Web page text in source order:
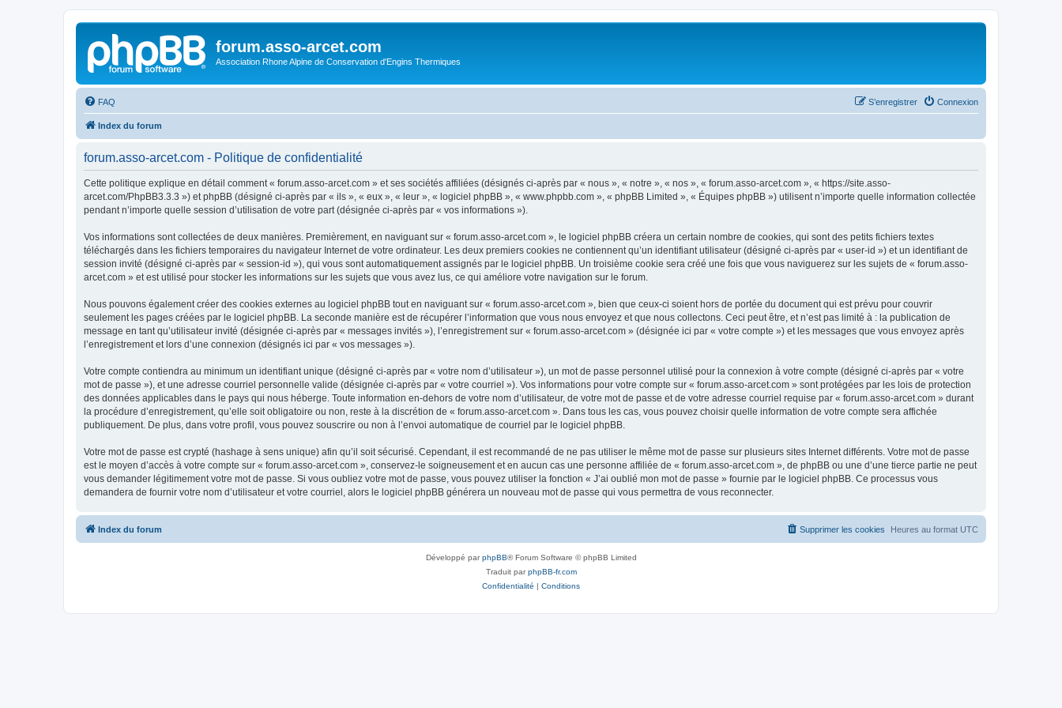
forum.asso-arcet.com
Association Rhone Alpine de Conservation d'Engins Thermiques
FAQ Connexion
S’enregistrer
Index du forum
forum.asso-arcet.com - Politique de confidentialité
Cette politique explique en détail comment « forum.asso-arcet.com » et ses sociétés affiliées (désignés ci-après par « nous », « notre », « nos », « forum.asso-arcet.com », « https://site.asso-
arcet.com/PhpBB3.3.3 ») et phpBB (désigné ci-après par « ils », « eux », « leur », « logiciel phpBB », « www.phpbb.com », « phpBB Limited », « Équipes phpBB ») utilisent n’importe quelle information collectée
pendant n’importe quelle session d’utilisation de votre part (désignée ci-après par « vos informations »).
Vos informations sont collectées de deux manières. Premièrement, en naviguant sur « forum.asso-arcet.com », le logiciel phpBB créera un certain nombre de cookies, qui sont des petits fichiers textes
téléchargés dans les fichiers temporaires du navigateur Internet de votre ordinateur. Les deux premiers cookies ne contiennent qu’un identifiant utilisateur (désigné ci-après par « user-id ») et un identifiant de
session invité (désigné ci-après par « session-id »), qui vous sont automatiquement assignés par le logiciel phpBB. Un troisième cookie sera créé une fois que vous naviguerez sur les sujets de « forum.asso-
arcet.com » et est utilisé pour stocker les informations sur les sujets que vous avez lus, ce qui améliore votre navigation sur le forum.
Nous pouvons également créer des cookies externes au logiciel phpBB tout en naviguant sur « forum.asso-arcet.com », bien que ceux-ci soient hors de portée du document qui est prévu pour couvrir
seulement les pages créées par le logiciel phpBB. La seconde manière est de récupérer l’information que vous nous envoyez et que nous collectons. Ceci peut être, et n’est pas limité à : la publication de
message en tant qu’utilisateur invité (désignée ci-après par « messages invités »), l’enregistrement sur « forum.asso-arcet.com » (désignée ici par « votre compte ») et les messages que vous envoyez après
l’enregistrement et lors d’une connexion (désignés ici par « vos messages »).
Votre compte contiendra au minimum un identifiant unique (désigné ci-après par « votre nom d’utilisateur »), un mot de passe personnel utilisé pour la connexion à votre compte (désigné ci-après par « votre
mot de passe »), et une adresse courriel personnelle valide (désignée ci-après par « votre courriel »). Vos informations pour votre compte sur « forum.asso-arcet.com » sont protégées par les lois de protection
des données applicables dans le pays qui nous héberge. Toute information en-dehors de votre nom d’utilisateur, de votre mot de passe et de votre adresse courriel requise par « forum.asso-arcet.com » durant
la procédure d’enregistrement, qu’elle soit obligatoire ou non, reste à la discrétion de « forum.asso-arcet.com ». Dans tous les cas, vous pouvez choisir quelle information de votre compte sera affichée
publiquement. De plus, dans votre profil, vous pouvez souscrire ou non à l’envoi automatique de courriel par le logiciel phpBB.
Votre mot de passe est crypté (hashage à sens unique) afin qu’il soit sécurisé. Cependant, il est recommandé de ne pas utiliser le même mot de passe sur plusieurs sites Internet différents. Votre mot de passe
est le moyen d’accès à votre compte sur « forum.asso-arcet.com », conservez-le soigneusement et en aucun cas une personne affiliée de « forum.asso-arcet.com », de phpBB ou une d’une tierce partie ne peut
vous demander légitimement votre mot de passe. Si vous oubliez votre mot de passe, vous pouvez utiliser la fonction « J’ai oublié mon mot de passe » fournie par le logiciel phpBB. Ce processus vous
demandera de fournir votre nom d’utilisateur et votre courriel, alors le logiciel phpBB générera un nouveau mot de passe qui vous permettra de vous reconnecter.
Index du forum Heures au format UTC
Supprimer les cookies
Développé parphpBB® Forum Software © phpBB Limited
Traduit parphpBB-fr.com
Confidentialité | Conditions